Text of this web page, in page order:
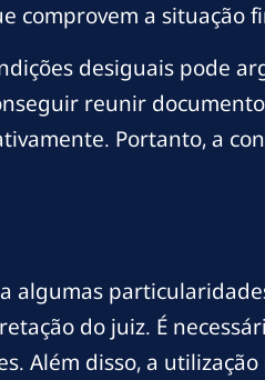
comprovem a situação
desiguais pode
reunir
Portanto, a
algumas
do juiz. É
Além disso, a utilização